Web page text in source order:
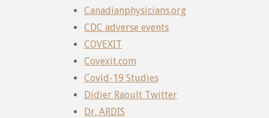
Canadianphysicians.org
CDC adverse events
COVEXIT
Covexit.com
Covid-19 Studies
Didier Raoult Twitter
Dr. ARDIS